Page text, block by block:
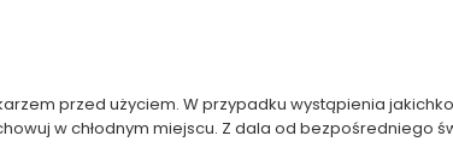
przed użyciem. W przypadku wystąpienia
w chłodnym miejscu. Z dala od bezpośredniego